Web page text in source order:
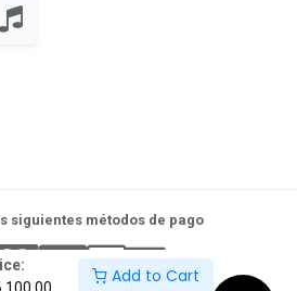
Add to Cart
siguientes métodos de pago